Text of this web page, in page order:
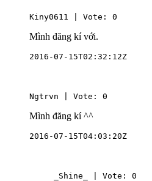
Kiny0611 | Vote: 0
Mình đăng kí với.
2016-07-15T02:32:12Z
Ngtrvn | Vote: 0
Mình đăng kí ^^
2016-07-15T04:03:20Z
_Shine_ | Vote: 0